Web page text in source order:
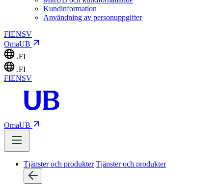
Kundinformation
Användning av personuppgifter
FIENSV
OmaUB
.FI
.FI
FIENSV
OmaUB
Tjänster och produkter Tjänster och produkter